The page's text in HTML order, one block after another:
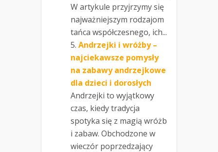
W artykule przyjrzymy się
najważniejszym rodzajom
tańca współczesnego, ich...
Andrzejki i wróżby –
najciekawsze pomysły
na zabawy andrzejkowe
dla dzieci i dorosłych
Andrzejki to wyjątkowy
czas, kiedy tradycja
spotyka się z magią wróżb
i zabaw. Obchodzone w
wieczór poprzedzający